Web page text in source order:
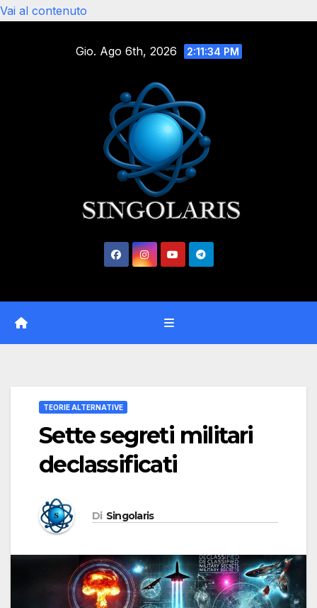
Vai al contenuto
Gio. Ago 6th, 2026 2:11:35 PM
TEORIE ALTERNATIVE
Sette segreti militari
declassificati
Di Singolaris